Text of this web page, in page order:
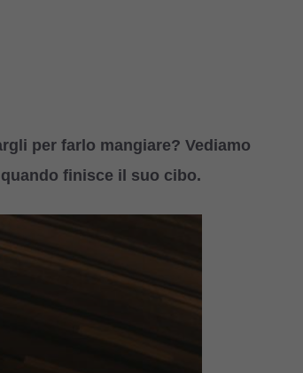
per farlo mangiare? Vediamo
finisce il suo cibo.